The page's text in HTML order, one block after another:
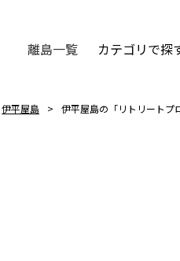
離島一覧 カテゴリで探
伊平屋島 伊平屋島の「リトリートプ